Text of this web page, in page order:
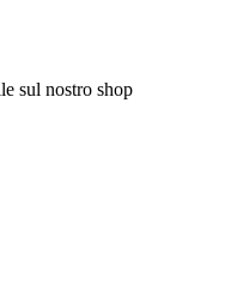
sul nostro shop